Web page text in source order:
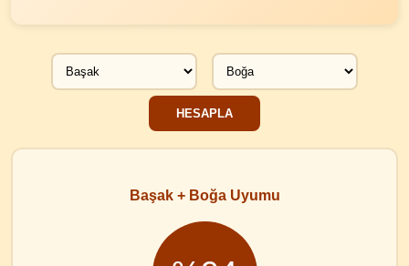
Başak + Boğa Uyumu